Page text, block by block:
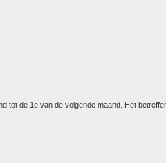
tot de 1e van de volgende maand. Het